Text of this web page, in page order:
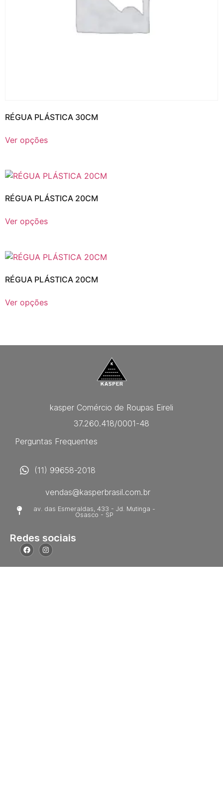
RÉGUA PLÁSTICA 30CM
Ver opções
RÉGUA PLÁSTICA 20CM
Ver opções
RÉGUA PLÁSTICA 20CM
Ver opções
kasper Comércio de Roupas Eireli
37.260.418/0001-48
Perguntas Frequentes
(11) 99658-2018
vendas@kasperbrasil.com.br
av. das Esmeraldas, 433 - Jd. Mutinga -
Osasco - SP
Redes sociais